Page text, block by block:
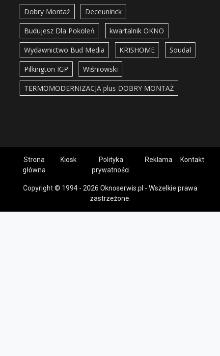
Dobry Montaż Deceuninck
Budujesz Dla Pokoleń kwartalnik OKNO
Wydawnictwo Bud Media KRISHOME Soudal
Pilkington IGP Wiśniowski
TERMOMODERNIZACJA plus DOBRY MONTAŻ
Strona
główna
Kiosk
Polityka
prywatności
Reklama Kontakt
Copyright © 1994 - 2026 Oknoserwis.pl - Wszelkie prawa
zastrzeżone.